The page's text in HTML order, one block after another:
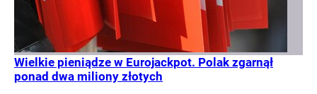
Wielkie pieniądze w Eurojackpot. Polak zgarnął
ponad dwa miliony złotych